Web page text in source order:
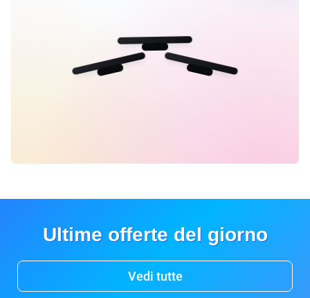
Ultime offerte del giorno
Vedi tutte